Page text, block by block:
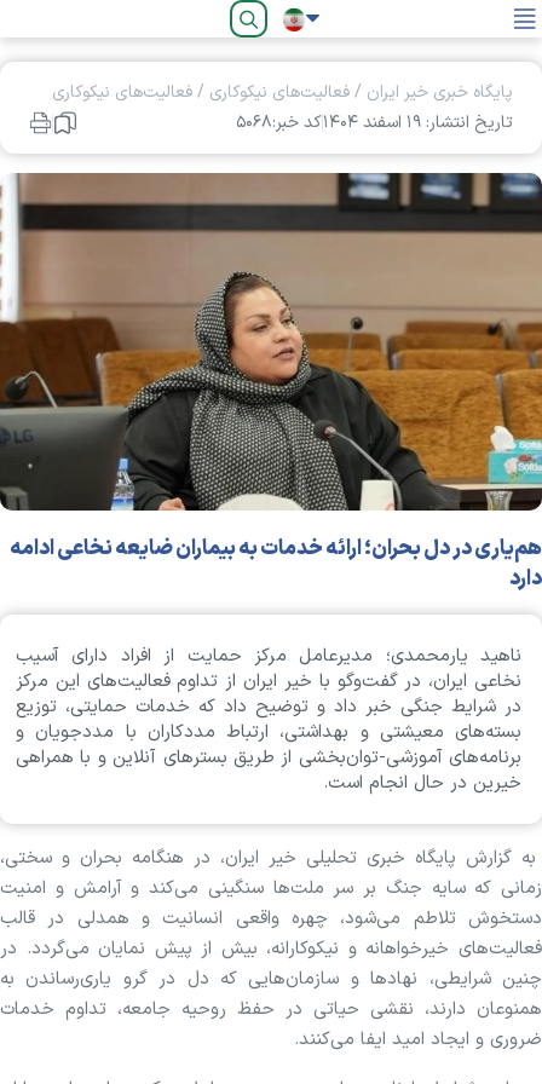
فارسی
پایگاه خبری خیر ایران /فعالیت‌های نیکوکاری /فعالیت‌های نیکوکاری
تاریخ انتشار: ۱۹ اسفند ۱۴۰۴
کد خبر:۵۰۶۸
هم‌یاری در دل بحران؛ ارائه خدمات به بیماران ضایعه نخاعی ادامه
دارد
ناهید یارمحمدی؛ مدیرعامل مرکز حمایت از افراد دارای آسیب
نخاعی ایران، در گفت‌و‌گو با خیر ایران از تداوم فعالیت‌های این مرکز
در شرایط جنگی خبر داد و توضیح داد که خدمات حمایتی، توزیع
بسته‌های معیشتی و بهداشتی، ارتباط مددکاران با مددجویان و
برنامه‌های آموزشی-توان‌بخشی از طریق بستر‌های آنلاین و با همراهی
خیرین در حال انجام است.
به گزارش پایگاه خبری تحلیلی خیر ایران، در هنگامه بحران و سختی،
زمانی که سایه‌ جنگ بر سر ملت‌ها سنگینی می‌کند و آرامش و امنیت
دستخوش تلاطم می‌شود، چهره‌ واقعی انسانیت و همدلی در قالب
فعالیت‌های خیرخواهانه و نیکوکارانه، بیش از پیش نمایان می‌گردد. در
چنین شرایطی، نهادها و سازمان‌هایی که دل در گرو یاری‌رساندن به
همنوعان دارند، نقشی حیاتی در حفظ روحیه جامعه، تداوم خدمات
ضروری و ایجاد امید ایفا می‌کنند.